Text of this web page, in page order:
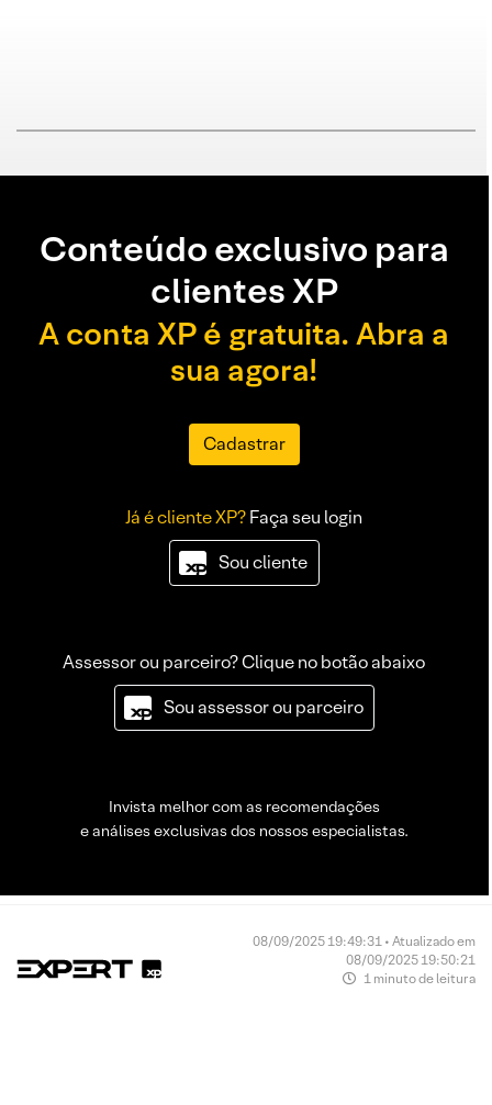
Conteúdo exclusivo para
clientes XP
A conta XP é gratuita. Abra a
sua agora!
Cadastrar
Já é cliente XP?Faça seu login
Sou cliente
Assessor ou parceiro? Clique no botão abaixo
Sou assessor ou parceiro
Invista melhor com as recomendações
e análises exclusivas dos nossos especialistas.
08/09/2025 19:49:31 • Atualizado em
08/09/2025 19:50:21
1 minuto de leitura